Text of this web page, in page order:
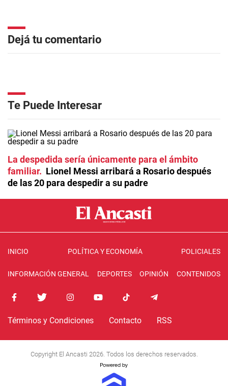
Dejá tu comentario
Te Puede Interesar
La despedida sería únicamente para el ámbito
familiar
Lionel Messi arribará a Rosario después
de las 20 para despedir a su padre
INICIO POLÍTICA Y ECONOMÍA POLICIALES
INFORMACIÓN GENERAL DEPORTES OPINIÓN CONTENIDOS
Términos y Condiciones Contacto RSS
Copyright El Ancasti 2026. Todos los derechos reservados.